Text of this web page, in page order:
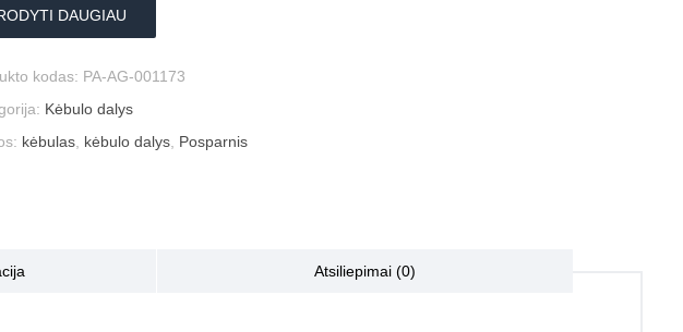
DAUGIAU
kodas: PA-AG-001173
Kėbulo dalys
kėbulas kėbulo dalys Posparnis
Atsiliepimai (0)